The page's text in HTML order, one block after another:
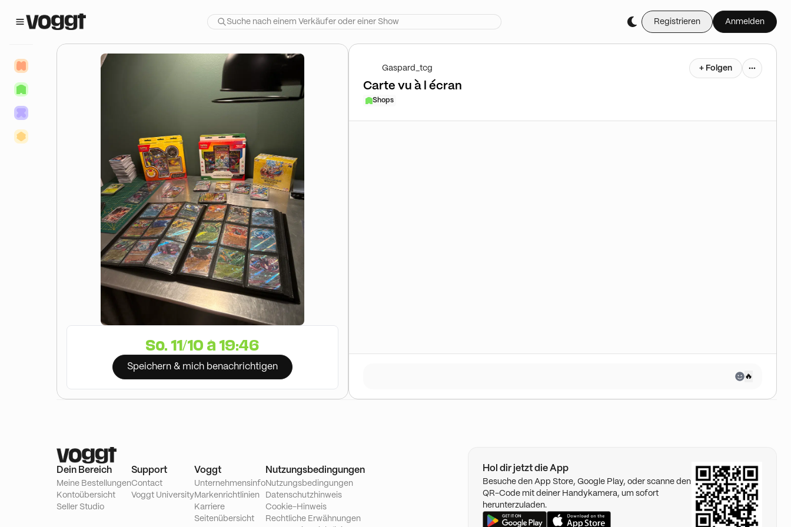
Registrieren Anmelden
So. 11/10 à 19:46
Speichern & mich benachrichtigen
Gaspard_tcg + Folgen
Carte vu à l écran
Shops
🔥
Dein Bereich
Meine Bestellungen
Kontoübersicht
Seller Studio
Support
Contact
Voggt University
Voggt
Unternehmensinfo
Markenrichtlinien
Karriere
Seitenübersicht
Nutzungsbedingungen
Nutzungsbedingungen
Datenschutzhinweis
Cookie-Hinweis
Rechtliche Erwähnungen
Hol dir jetzt die App
Besuche den App Store, Google Play, oder scanne den
QR-Code mit deiner Handykamera, um sofort
herunterzuladen.